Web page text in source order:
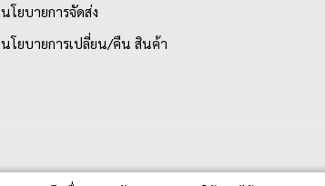
นโยบายการจัดส่ง
นโยบายการเปลี่ยน/คืน สินค้า